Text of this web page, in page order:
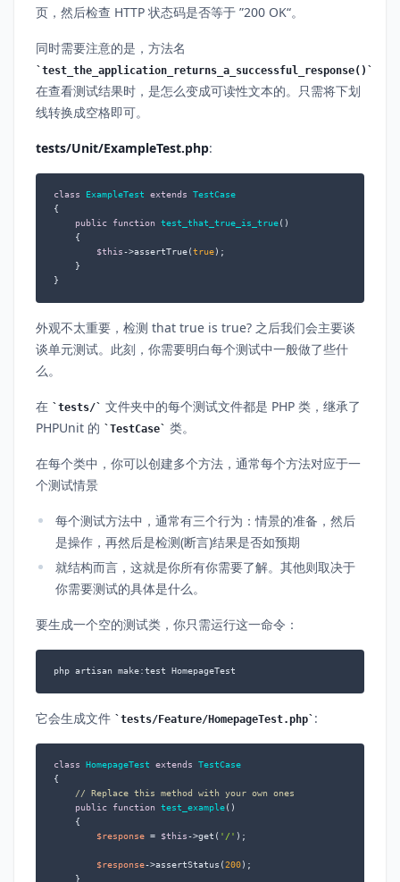
页，然后检查 HTTP 状态码是否等于 ”200 OK“。
同时需要注意的是，方法名
test_the_application_returns_a_successful_response()
在查看测试结果时，是怎么变成可读性文本的。只需将下划
线转换成空格即可。
tests/Unit/ExampleTest.php:
class ExampleTest extends
TestCase
{
public
function test_that_true_is_true( )
{
$this->assertTrue(true);
    }
}
外观不太重要，检测 that true is true? 之后我们会主要谈
谈单元测试。此刻，你需要明白每个测试中一般做了些什
么。
在 tests/
文件夹中的每个测试文件都是 PHP 类，继承了
PHPUnit 的
TestCase 类。
在每个类中，你可以创建多个方法，通常每个方法对应于一
个测试情景
每个测试方法中，通常有三个行为：情景的准备，然后
是操作，再然后是检测(断言)结果是否如预期
就结构而言，这就是你所有你需要了解。其他则取决于
你需要测试的具体是什么。
要生成一个空的测试类，你只需运行这一命令：
php artisan make:test HomepageTest
它会生成文件 tests/Feature/HomepageTest.php :
class HomepageTest extends
TestCase
{
// Replace this method with your own ones
public
function test_example( )
{
$response = $this->get( '/' );
$response->assertStatus(200);
    }